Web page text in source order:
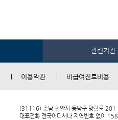
관련기관
이용약관 비급여진료비용
(31116) 충남 천안시 동남구 망향로 201
대표전화 전국어디서나 지역번호 없이